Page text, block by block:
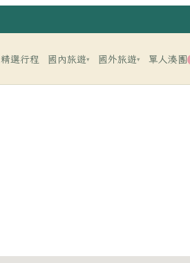
精選行程 國內旅遊▾ 國外旅遊▾ 單人湊團